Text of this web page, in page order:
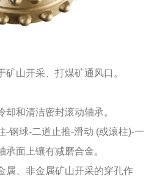
山开采、打煤矿通风口。
和清洁密封滚动轴承。
-钢球-二道止推-滑动 (或滚柱)-一
面上镶有减磨合金。
属、非金属矿山开采的穿孔作